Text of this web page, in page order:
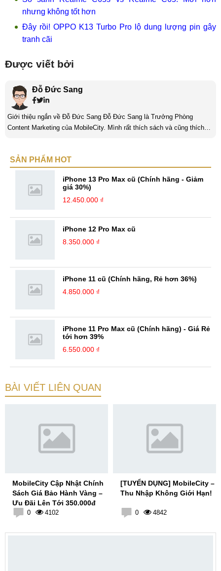
nhưng không tốt hơn
Đây rồi! OPPO K13 Turbo Pro lộ dung lượng pin gây
tranh cãi
Được viết bởi
Đỗ Đức Sang
Giới thiệu ngắn về Đỗ Đức Sang Đỗ Đức Sang là Trưởng Phòng
Content Marketing của MobileCity. Mình rất thích sách và cũng thích
bản thân Đỗ Đức Sang, viết chính là gửi gắm lại những cảm xúc, cảm
SẢN PHẨM HOT
iPhone 13 Pro Max cũ (Chính hãng - Giảm
giá 30%)
12.450.000 ₫
iPhone 12 Pro Max cũ
8.350.000 ₫
iPhone 11 cũ (Chính hãng, Rẻ hơn 36%)
4.850.000 ₫
iPhone 11 Pro Max cũ (Chính hãng) - Giá Rẻ
tới hơn 39%
6.550.000 ₫
BÀI VIẾT LIÊN QUAN
MobileCity Cập Nhật Chính
Sách Giá Bảo Hành Vàng –
Ưu Đãi Lên Tới 350.000đ
0 4102
[TUYỂN DỤNG] MobileCity –
Thu Nhập Không Giới Hạn!
0 4842